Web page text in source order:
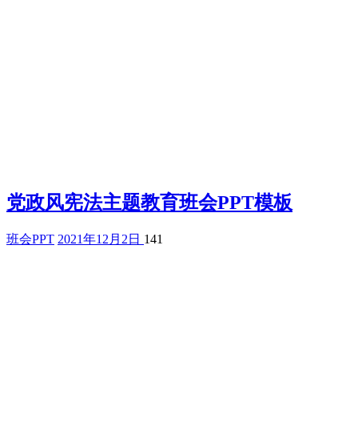
党政风宪法主题教育班会PPT模板
班会PPT 2021年12月2日 141